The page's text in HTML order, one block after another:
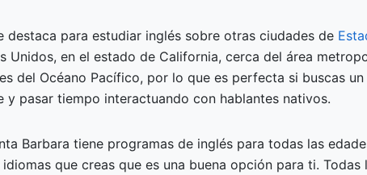
destaca para estudiar inglés sobre otras ciudades de
Unidos, en el estado de California, cerca del área
del Océano Pacífico, por lo que es perfecta si buscas
y pasar tiempo interactuando con hablantes nativos.
Barbara tiene programas de inglés para todas las
que creas que es una buena opción para ti.